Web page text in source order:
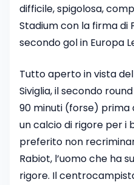
difficile, spigolosa,
Stadium con la firma di
secondo gol in Europa
Tutto aperto in vista
Siviglia, il secondo
90 minuti (forse) prima
un calcio di rigore per i
preferito non
Rabiot, l’uomo che ha
rigore. Il